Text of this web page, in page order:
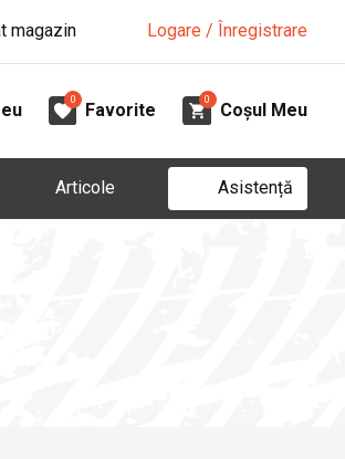
magazin Logare / Înregistrare
0
Favorite
0
Coșul Meu
Articole Asistență